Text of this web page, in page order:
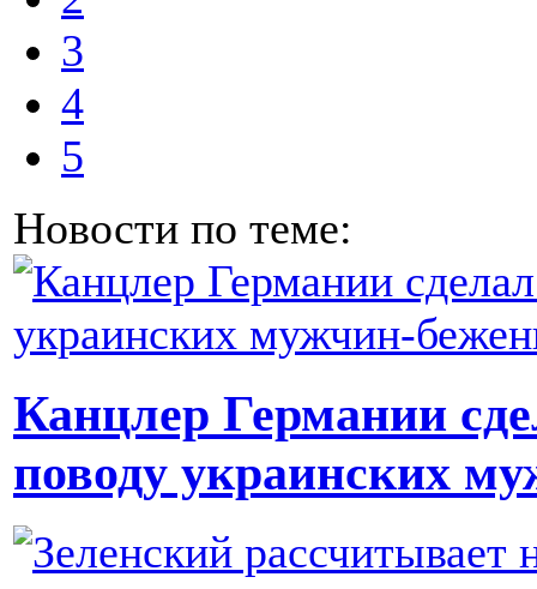
3
4
5
Новости по теме:
Канцлер Германии
поводу украинских